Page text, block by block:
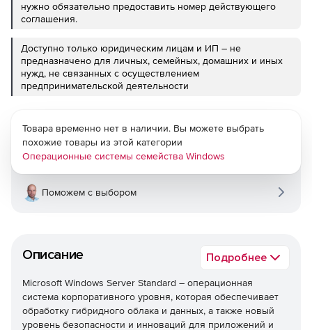
нужно обязательно предоставить номер действующего
соглашения.
Доступно только юридическим лицам и ИП – не
предназначено для личных, семейных, домашних и иных
нужд, не связанных с осуществлением
предпринимательской деятельности
Описание Подробнее
Microsoft Windows Server Standard – операционная
система корпоративного уровня, которая обеспечивает
обработку гибридного облака и данных, а также новый
уровень безопасности и инноваций для приложений и
Товара временно нет в наличии. Вы можете выбрать
похожие товары из этой категории
Операционные системы семейства Windows
Поможем с выбором